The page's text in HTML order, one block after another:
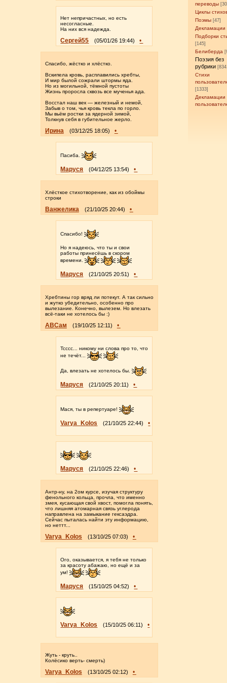
переводы
Циклы
Поэмы [47]
Декламации
Подборки
[145]
Белиберда
Поэзия без
рубрики
Стихи
[1333]
Декламации
Нет непричастных, но есть
несогласные.
На них вся надежда.
Сергей55 (05/01/26 19:44) •
Спасибо, жёстко и хлёстко.
Вскипела кровь, расплавились хребты,
И мир былой сожрали штормы яда.
Но из могильной, тёмной пустоты
Жизнь проросла сквозь все мученья ада.
Восстал наш век — железный и немой,
Забыв о том, чья кровь текла по горло.
Мы вьём ростки за ядерной зимой,
Толкнув себя в губительное жерло.
Ирина (03/12/25 18:05) •
Пасиба.
Маруся (04/12/25 13:54) •
Хлёсткое стихотворение, как из обоймы
строки
Ванжелика (21/10/25 20:44) •
Спасибо!
Но я надеюсь, что ты и свои
работы принесёшь в скором
времени.
Маруся (21/10/25 20:51) •
Хребтины гор вряд ли потекут. А так сильно
и жутко убедительно, особенно про
вылезание. Конечно, вылезем. Но влезать
всё-таки не хотелось бы :)
АВСам (19/10/25 12:11) •
Тсссс... никому ни слова про то, что
не течёт...
Да, влезать не хотелось бы.
Маруся (21/10/25 20:11) •
Мася, ты в репертуаре!
Varya_Kolos (21/10/25 22:44) •
Маруся (21/10/25 22:46) •
Антр-ну, на 2ом курсе, изучая структуру
фенольного кольца, прочла, что именно
змея, кусающая свой хвост, помогла понять,
что лишняя атомарная связь углерода
направлена на замыкание гексаэдра.
Сейчас пыталась найти эту информацию,
но неттт...
Varya_Kolos (13/10/25 07:03) •
Ого, оказывается, я тебя не только
за красоту абажаю, но ещё и за
ум!
Маруся (15/10/25 04:52) •
Varya_Kolos (15/10/25 06:11) •
Жуть - круть..
Колёсико верть- смерть)
Varya_Kolos (13/10/25 02:12) •